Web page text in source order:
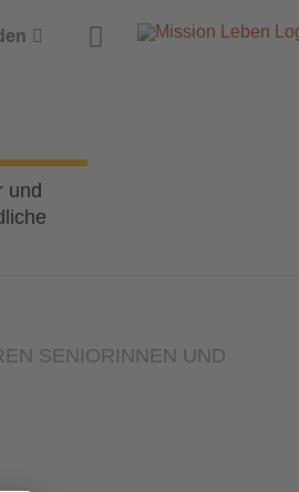
Suche
und
SENIORINNEN UND